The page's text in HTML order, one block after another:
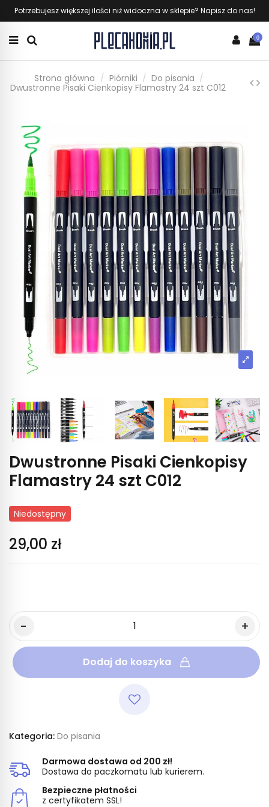
Potrzebujesz większej ilości niż widoczna w sklepie? Napisz do nas!
0
Strona główna Piórniki
Do pisania
Dwustronne Pisaki Cienkopisy Flamastry 24 szt C012
Dwustronne Pisaki Cienkopisy
Flamastry 24 szt C012
Niedostępny
29,00 zł
Dodaj do koszyka
Kategoria: Do pisania
Darmowa dostawa od 200 zł!
Dostawa do paczkomatu lub kurierem.
Bezpieczne płatności
z certyfikatem SSL!